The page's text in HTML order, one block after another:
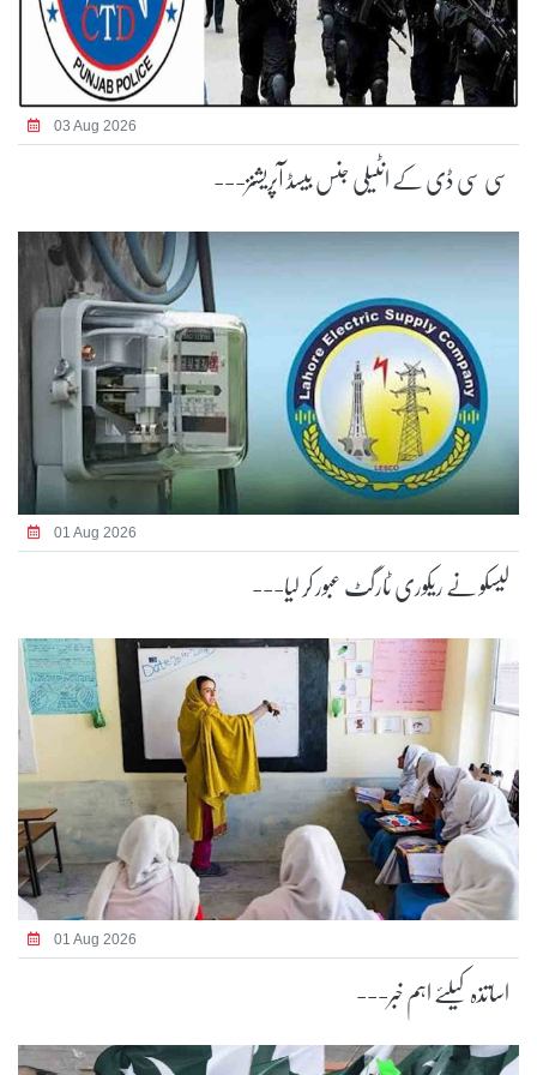
03 Aug 2026
سی سی ڈی کے انٹیلی جنس بیسڈ آپریشنز---
01 Aug 2026
لیسکو نے ریکوری ٹارگٹ عبور کر لیا---
01 Aug 2026
اساتذہ کیلئے اہم خبر---